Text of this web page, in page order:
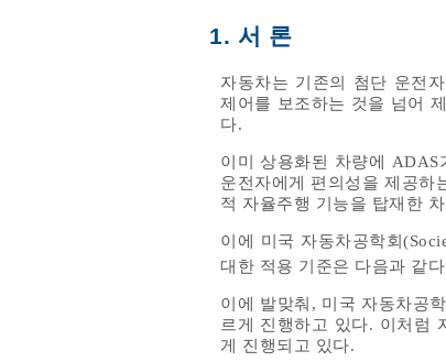
1. 서 론
자동차는 기존의 첨단 운전
제어를 보조하는 것을 넘어
다.
이미 상용화된 차량에 ADAS
운전자에게 편의성을 제공하
적 자율주행 기능을 탑재한
이에 미국 자동차공학회
대한 적용 기준은 다음과 같
이에 발맞춰, 미국 자동차공
르게 진행하고 있다. 이처럼
게 진행되고 있다.